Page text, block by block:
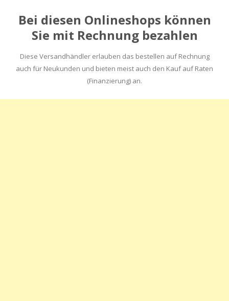
Bei diesen Onlineshops können
Sie mit Rechnung bezahlen
Diese Versandhändler erlauben das bestellen auf Rechnung
auch für Neukunden und bieten meist auch den Kauf auf Raten
(Finanzierung) an.